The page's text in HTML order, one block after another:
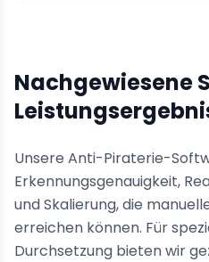
Nachgewiesene
Unsere Anti-Piraterie-
Erkennungsgenauigkeit,
und Skalierung, die
erreichen können. Für
Durchsetzung bieten wir